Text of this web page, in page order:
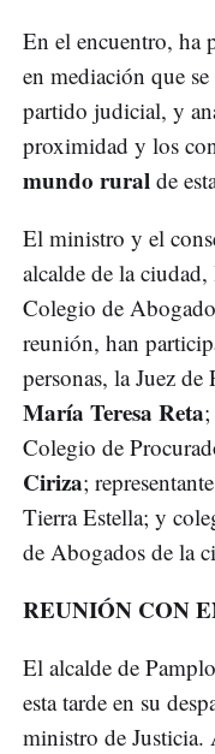
En el encuentro, ha
en mediación que
partido judicial, y
proximidad y los
mundo rural de
El ministro y el
alcalde de la ciudad,
Colegio de
reunión, han
personas, la Juez
María Teresa Reta
Colegio de
Ciriza;
Tierra Estella; y
de Abogados de la
REUNIÓN CON
El alcalde de
esta tarde en su
ministro de Justicia.